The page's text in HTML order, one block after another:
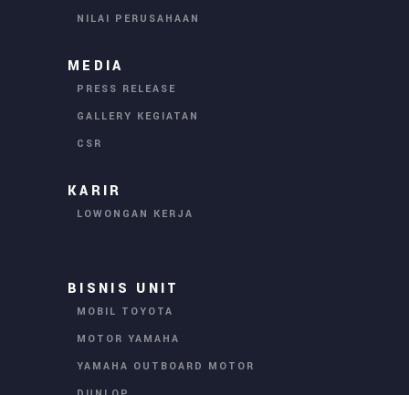
NILAI PERUSAHAAN
MEDIA
PRESS RELEASE
GALLERY KEGIATAN
CSR
KARIR
LOWONGAN KERJA
BISNIS UNIT
MOBIL TOYOTA
MOTOR YAMAHA
YAMAHA OUTBOARD MOTOR